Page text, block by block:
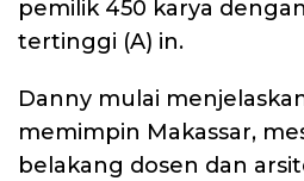
pemilik 450 karya
tertinggi (A) in.
Danny mulai
memimpin Makassar,
belakang dosen dan